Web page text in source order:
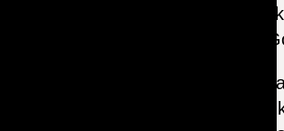
Lisa
Stephan
Das
sowie